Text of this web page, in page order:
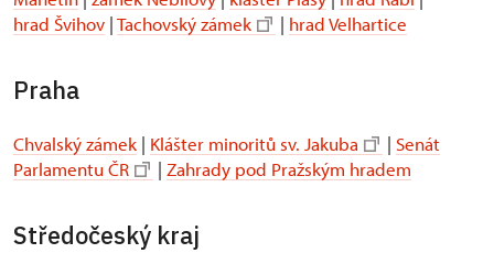
hrad Švihov |Tachovský zámek | hrad Velhartice
Praha
Chvalský zámek | Klášter minoritů sv. Jakuba | Senát
Parlamentu ČR
| Zahrady pod Pražským hradem
Středočeský kraj